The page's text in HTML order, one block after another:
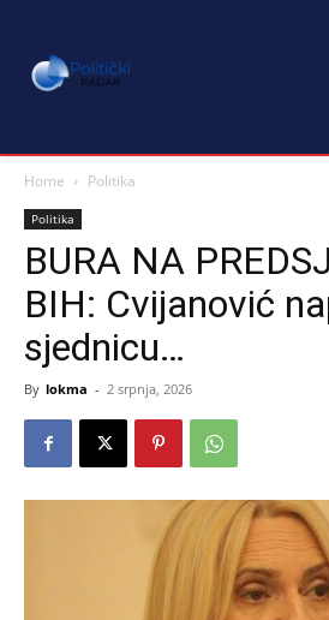
Home Politika
Politika
BURA NA
BIH: Cvijanović
sjednicu…
By lokma - 2 srpnja, 2026